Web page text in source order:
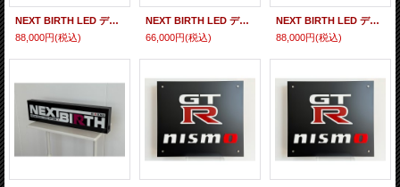
NEXT BIRTH LED ディスプレイB-タイプ Lサイズ
88,000円(税込)
NEXT BIRTH LED ディスプレイB-タイプ Sサイズ
66,000円(税込)
NEXT BIRTH LED ディスプレイA-タイプ Lサイズ
88,000円(税込)